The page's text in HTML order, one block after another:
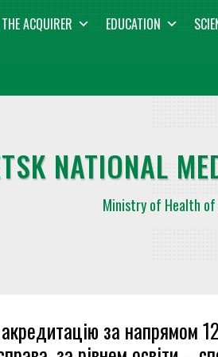
ACQUIRER EDUCATION
NATIONAL
Ministry of Health of
за напрямом